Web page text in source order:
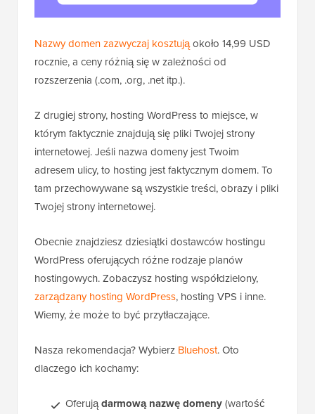
Nazwy domen zazwyczaj kosztująokoło 14,99 USD
rocznie, a ceny różnią się w zależności od
rozszerzenia (.com, .org, .net itp.).
Z drugiej strony, hosting WordPress to miejsce, w
którym faktycznie znajdują się pliki Twojej strony
internetowej. Jeśli nazwa domeny jest Twoim
adresem ulicy, to hosting jest faktycznym domem. To
tam przechowywane są wszystkie treści, obrazy i pliki
Twojej strony internetowej.
Obecnie znajdziesz dziesiątki dostawców hostingu
WordPress oferujących różne rodzaje planów
hostingowych. Zobaczysz hosting współdzielony,
zarządzany hosting WordPress, hosting VPS i inne.
Wiemy, że może to być przytłaczające.
Nasza rekomendacja? Wybierz Bluehost. Oto
dlaczego ich kochamy:
Oferujądarmową nazwę domeny(wartość